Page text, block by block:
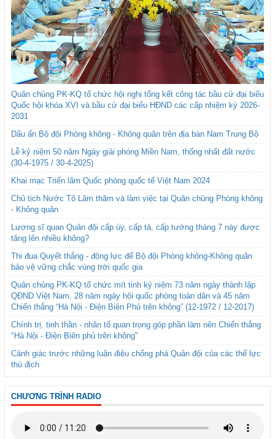
Quân chủng PK-KQ tổ chức hội nghị tổng kết công tác bầu cử đại biểu
Quốc hội khóa XVI và bầu cử đại biểu HĐND các cấp nhiệm kỳ 2026-
2031
Dấu ấn Bộ đội Phòng không - Không quân trên địa bàn Nam Trung Bộ
Lễ kỷ niệm 50 năm Ngày giải phóng Miền Nam, thống nhất đất nước
(30-4-1975 / 30-4-2025)
Khai mạc Triển lãm Quốc phòng quốc tế Việt Nam 2024
Chủ tịch Nước Tô Lâm thăm và làm việc tại Quân chủng Phòng không
- Không quân
Lương sĩ quan Quân đội cấp úy, cấp tá, cấp tướng tháng 7 này được
tăng lên nhiều không?
Thi đua Quyết thắng - động lực để Bộ đội Phòng không-Không quân
bảo vệ vững chắc vùng trời quốc gia
Quân chủng PK-KQ tổ chức mít tinh kỷ niệm 73 năm ngày thành lập
QĐND Việt Nam, 28 năm ngày hội quốc phòng toàn dân và 45 năm
Chiến thắng “Hà Nội - Điện Biên Phủ trên không” (12-1972 / 12-2017)
Chính trị, tinh thần - nhân tố quan trọng góp phần làm nên Chiến thắng
"Hà Nội - Điện Biên phủ trên không"
Cảnh giác trước những luận điệu chống phá Quân đội của các thế lực
thù địch
CHƯƠNG TRÌNH RADIO